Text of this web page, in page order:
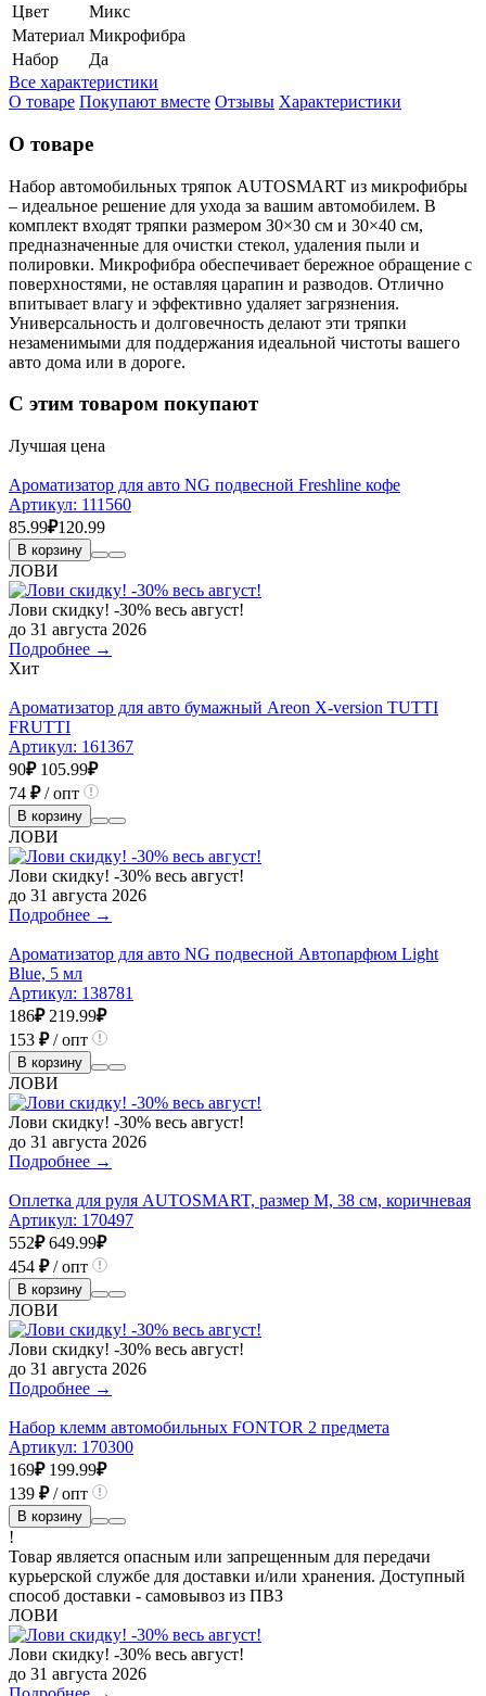
Цвет
Микс
Материал Микрофибра
Набор
Да
Все характеристики
О товаре Покупают вместе Отзывы Характеристики
О товаре
Набор автомобильных тряпок AUTOSMART из микрофибры
– идеальное решение для ухода за вашим автомобилем. В
комплект входят тряпки размером 30×30 см и 30×40 см,
предназначенные для очистки стекол, удаления пыли и
полировки. Микрофибра обеспечивает бережное обращение с
поверхностями, не оставляя царапин и разводов. Отлично
впитывает влагу и эффективно удаляет загрязнения.
Универсальность и долговечность делают эти тряпки
незаменимыми для поддержания идеальной чистоты вашего
авто дома или в дороге.
С этим товаром покупают
Лучшая цена
Ароматизатор для авто NG подвесной Freshline кофе
Артикул: 111560
85.99₽120.99
В корзину
ЛОВИ
Лови скидку! -30% весь август!
до 31 августа 2026
Подробнее →
Хит
Ароматизатор для авто бумажный Areon X-version TUTTI
FRUTTI
Артикул: 161367
90₽ 105.99₽
74 ₽/ опт
В корзину
ЛОВИ
Лови скидку! -30% весь август!
до 31 августа 2026
Подробнее →
Ароматизатор для авто NG подвесной Автопарфюм Light
Blue, 5 мл
Артикул: 138781
186₽ 219.99₽
153 ₽/ опт
В корзину
ЛОВИ
Лови скидку! -30% весь август!
до 31 августа 2026
Подробнее →
Оплетка для руля AUTOSMART, размер М, 38 см, коричневая
Артикул: 170497
552₽ 649.99₽
454 ₽/ опт
В корзину
ЛОВИ
Лови скидку! -30% весь август!
до 31 августа 2026
Подробнее →
Набор клемм автомобильных FONTOR 2 предмета
Артикул: 170300
169₽ 199.99₽
139 ₽/ опт
В корзину
!
Товар является опасным или запрещенным для передачи
курьерской службе для доставки и/или хранения. Доступный
способ доставки - самовывоз из ПВЗ
ЛОВИ
Лови скидку! -30% весь август!
до 31 августа 2026